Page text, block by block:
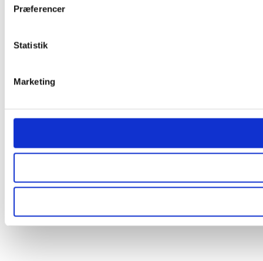
Præferencer
Statistik
Marketing